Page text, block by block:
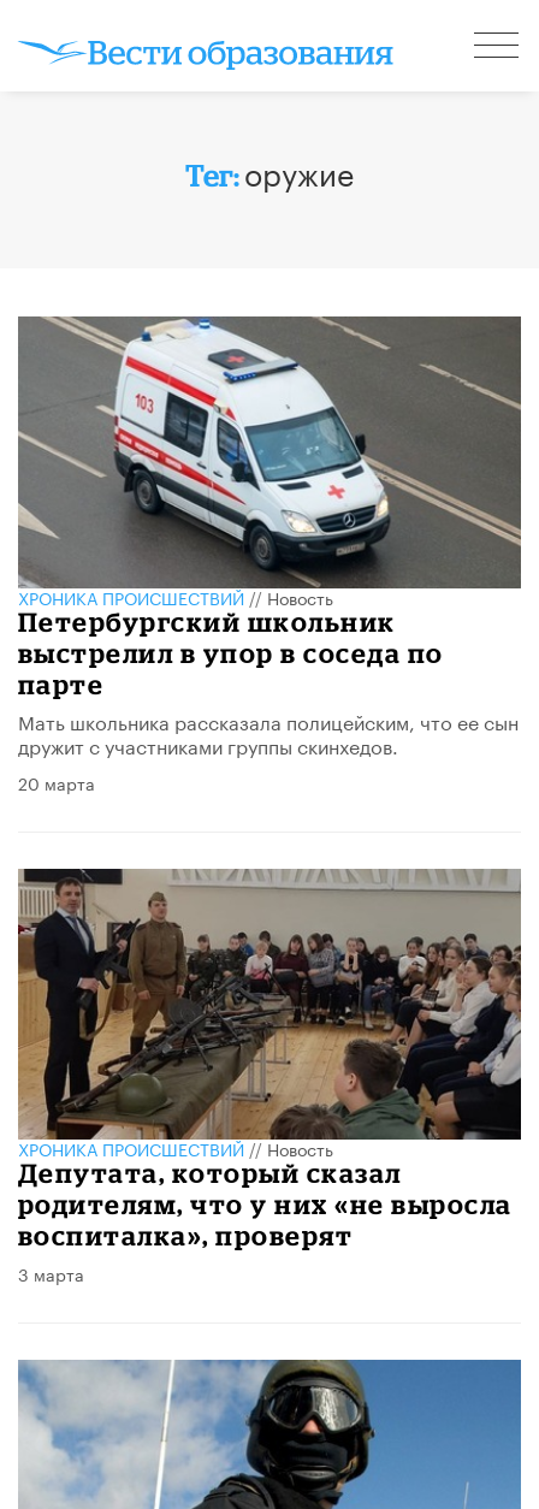
Тег:оружие
ХРОНИКА ПРОИСШЕСТВИЙ//Новость
Петербургский школьник
выстрелил в упор в соседа по
парте
Мать школьника рассказала полицейским, что ее сын
дружит с участниками группы скинхедов.
20 марта
ХРОНИКА ПРОИСШЕСТВИЙ//Новость
Депутата, который сказал
родителям, что у них «не выросла
воспиталка», проверят
3 марта